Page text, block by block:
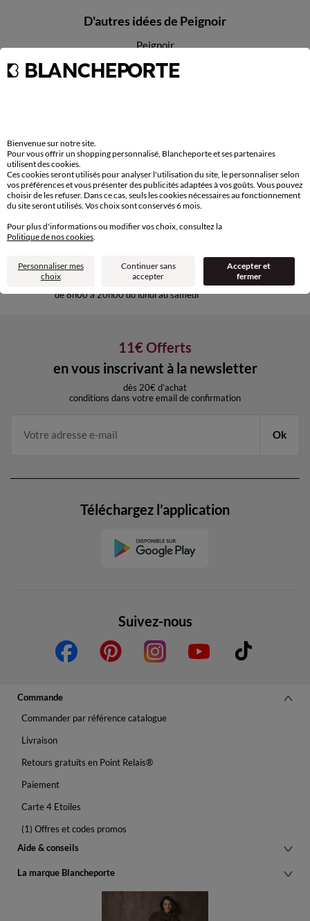
D'autres idées de Peignoir
Peignoir
Livraison express
domicile, relais, consignes automatiques
sous 30 jours avec Mondial Relay
uniquement
Service clients
par chat et par téléphone
de 8h00 à 20h00 du lundi au samedi
11€ Offerts
en vous inscrivant à la newsletter
dès 20€ d’achat
conditions dans votre email de confirmation
Ok
Suivez-nous
Téléchargez l’application
Commande
Commander par référence catalogue
Livraison
Retours gratuits en Point Relais®
Paiement
Carte 4 Etoiles
(1) Offres et codes promos
Aide & conseils
La marque Blancheporte
Bienvenue sur notre site.
Pour vous offrir un shopping personnalisé, Blancheporte et ses partenaires
utilisent des cookies.
Ces cookies seront utilisés pour analyser l'utilisation du site, le personnaliser selon
vos préférences et vous présenter des publicités adaptées à vos goûts. Vous pouvez
choisir de les refuser. Dans ce cas, seuls les cookies nécessaires au fonctionnement
du site seront utilisés. Vos choix sont conservés 6 mois.
Pour plus d'informations ou modifier vos choix, consultez la
Politique de nos cookies
Personnaliser mes
choix
Continuer sans
accepter
Accepter et
fermer